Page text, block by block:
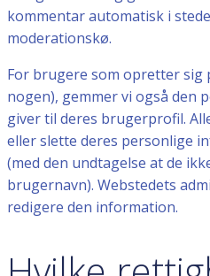
kommentar automatisk i
moderationskø.
For brugere som opretter sig
nogen), gemmer vi også den
giver til deres brugerprofil.
eller slette deres personlige
(med den undtagelse at de
brugernavn). Webstedets
redigere den information.